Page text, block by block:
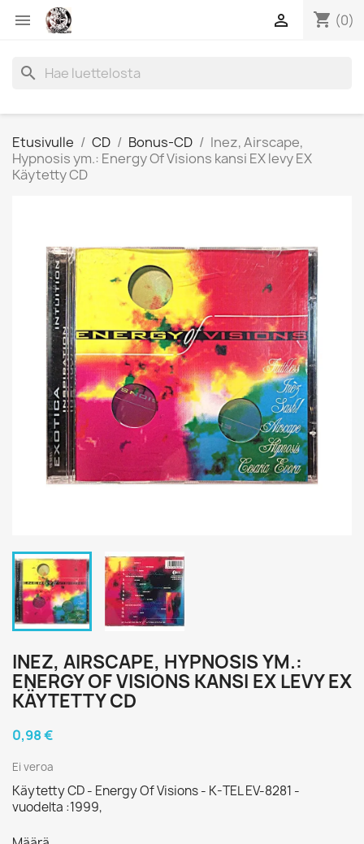
 shopping_cart (0)

search
Etusivulle CD Bonus-CD
Inez, Airscape,
Hypnosis ym.: Energy Of Visions kansi EX levy EX
Käytetty CD
INEZ, AIRSCAPE, HYPNOSIS YM.:
ENERGY OF VISIONS KANSI EX LEVY EX
KÄYTETTY CD
0,98 €
Ei veroa
Käytetty CD - Energy Of Visions - K-TEL EV-8281 -
vuodelta :1999,